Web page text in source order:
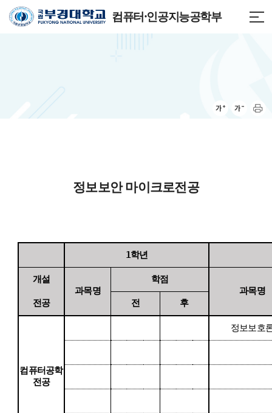
컴퓨터·인공지능공학부
정보보안 마이크로전공
1학년
개설
과목명
학점
과목명
전공
전 후
컴퓨터공학
전공
정보보호